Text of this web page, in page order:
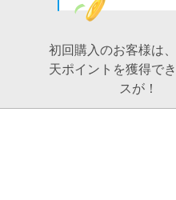
初回購入のお客様は
天ポイントを獲得で
スが！